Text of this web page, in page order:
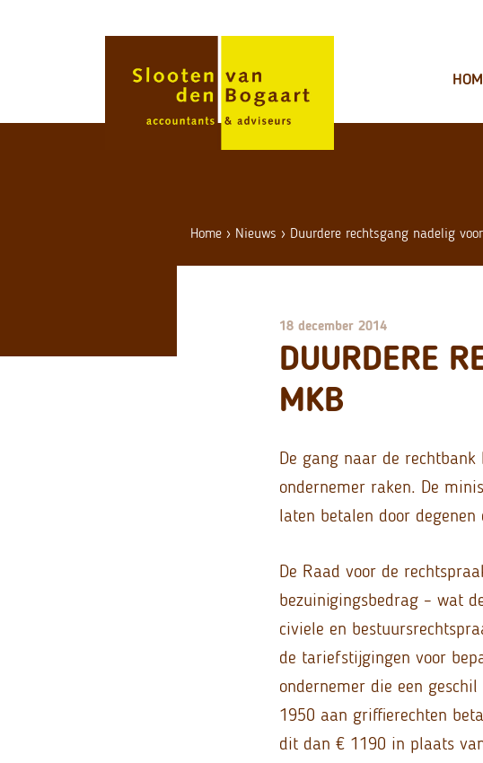
Home › Nieuws › Duurdere rechtsgang nadelig
18 december 2014
DUURDERE
MKB
De gang naar de
ondernemer raken. De
laten betalen door
De Raad voor de
bezuinigingsbedrag – wat
civiele en
de tariefstijgingen voor
ondernemer die een
1950 aan griffierechten
dit dan € 1190 in plaats